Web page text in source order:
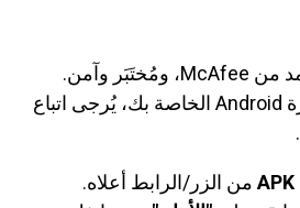
هذا التطبيق (APK) مُعتمد من McAfee، ومُختَبَر وآمن.
لتنزيله وتثبيته على أجهزة Android الخاصة بك، يُرجى اتباع
من الزر/الرابط أعلاه.